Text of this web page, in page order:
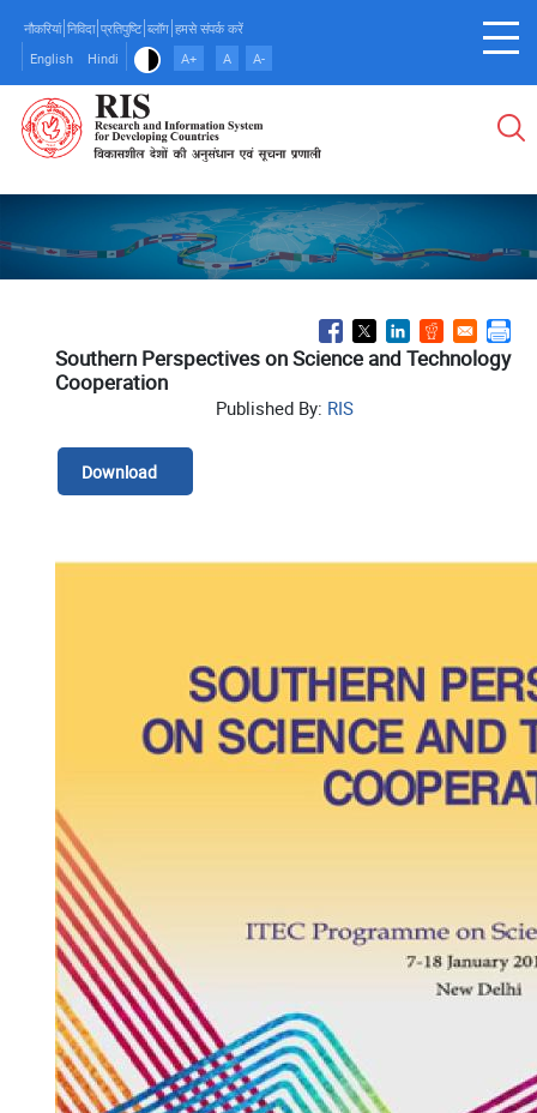
main
content
नौकरियां निविदा प्रतिपुष्टि ब्लॉग हमसे संपर्क करें
English
Hindi A+ A A-
Southern Perspectives on Science and Technology
Cooperation
Published By: RIS
Download